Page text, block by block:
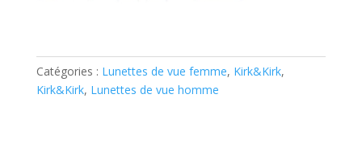
Catégories : Lunettes de vue femme, Kirk&Kirk,
Kirk&Kirk, Lunettes de vue homme